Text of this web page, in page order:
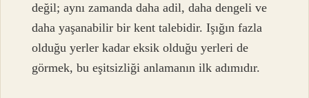
değil; aynı zamanda daha adil, daha dengeli ve
daha yaşanabilir bir kent talebidir. Işığın fazla
olduğu yerler kadar eksik olduğu yerleri de
görmek, bu eşitsizliği anlamanın ilk adımıdır.